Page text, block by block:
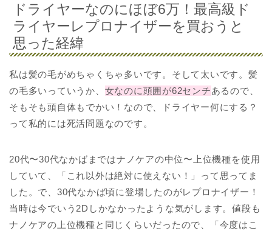
ドライヤーなのにほぼ6万！最高級ド
ライヤーレプロナイザーを買おうと
思った経緯
私は髪の毛がめちゃくちゃ多いです。そして太いです。髪
の毛多いっていうか、 女なのに頭囲が62センチあるので、
そもそも頭自体もでかい！なので、ドライヤー何にする？
って私的には死活問題なのです。
20代〜30代なかばまではナノケアの中位〜上位機種を使用
していて、「これ以外は絶対に使えない！」って思ってま
した。で、30代なかば頃に登場したのがレプロナイザー！
当時は今でいう2Dしかなかったような気がします。値段も
ナノケアの上位機種と同じくらいだったので、「今度はこ